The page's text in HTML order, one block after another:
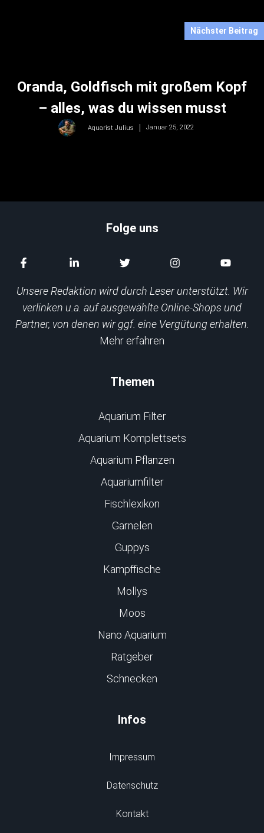
Nächster Beitrag
Oranda, Goldfisch mit großem Kopf
– alles, was du wissen musst
Aquarist Julius Januar 25, 2022
Folge uns
Unsere Redaktion wird durch Leser unterstützt. Wir
verlinken u.a. auf ausgewählte Online-Shops und
Partner, von denen wir ggf. eine Vergütung erhalten.
Mehr erfahren
Themen
Aquarium Filter
Aquarium Komplettsets
Aquarium Pflanzen
Aquariumfilter
Fischlexikon
Garnelen
Guppys
Kampffische
Mollys
Moos
Nano Aquarium
Ratgeber
Schnecken
Infos
Impressum
Datenschutz
Kontakt